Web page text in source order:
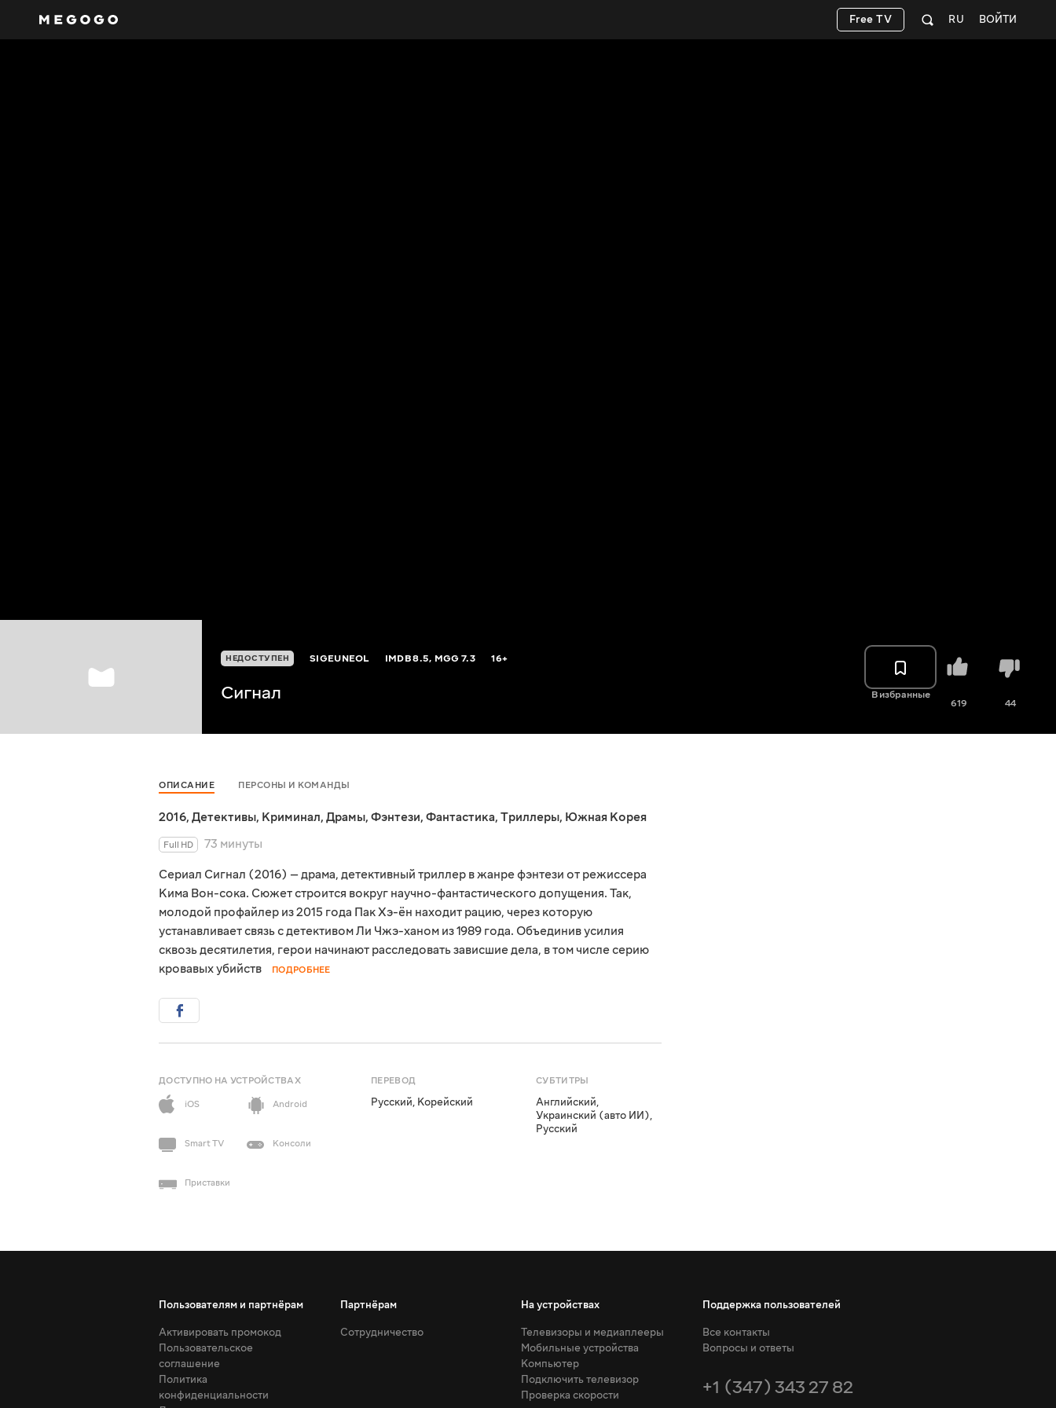
ВОЙТИ
RU
Free TV
НЕДОСТУПЕН SIGEUNEOL IMDB8.5, MGG7.3 16+
Сигнал В избранные
619 44
ОПИСАНИЕ ПЕРСОНЫ И КОМАНДЫ
2016, Детективы, Криминал, Драмы, Фэнтези, Фантастика, Триллеры, Южная Корея
Full HD
73 минуты
Сериал Сигнал (2016) — драма, детективный триллер в жанре фэнтези от режиссера
Кима Вон-сока. Сюжет строится вокруг научно-фантастического допущения. Так,
молодой профайлер из 2015 года Пак Хэ-ён находит рацию, через которую
устанавливает связь с детективом Ли Чжэ-ханом из 1989 года. Объединив усилия
сквозь десятилетия, герои начинают расследовать зависшие дела, в том числе серию
кровавых убийств
ПОДРОБНЕЕ
ДОСТУПНО НА УСТРОЙСТВАХ
iOS
Android
Smart TV Консоли
Приставки
ПЕРЕВОД
Русский, Корейский
СУБТИТРЫ
Английский,
Украинский (авто ИИ),
Русский
Пользователям и партнёрам
Активировать промокод
Пользовательское
соглашение
Политика
конфиденциальности
Партнёрам
Сотрудничество
На устройствах
Телевизоры и медиаплееры
Мобильные устройства
Компьютер
Подключить телевизор
Проверка скорости
Поддержка пользователей
Все контакты
Вопросы и ответы
+1 (347) 343 27 82